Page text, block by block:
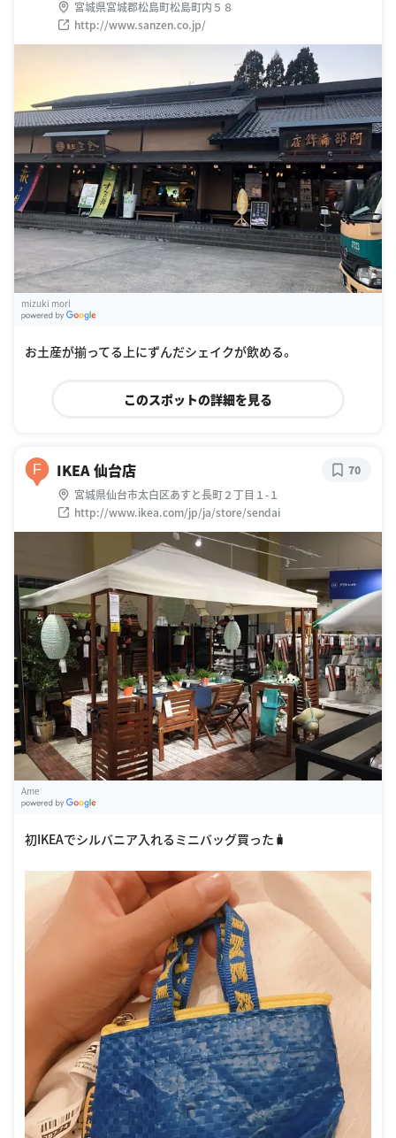
宮城県宮城郡松島町松島町内５８
http://www.sanzen.co.jp/
mizuki mori
お土産が揃ってる上にずんだシェイクが飲める。
このスポットの詳細を見る
F IKEA 仙台店
宮城県仙台市太白区あすと長町２丁目１-１
http://www.ikea.com/jp/ja/store/sendai
70
Ame
初IKEAでシルバニア入れるミニバッグ買った🧳